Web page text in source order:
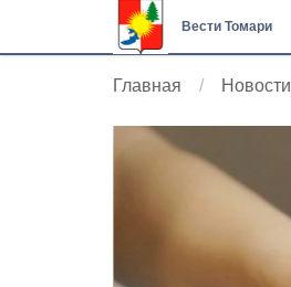
Вести Томари
Главная Новости